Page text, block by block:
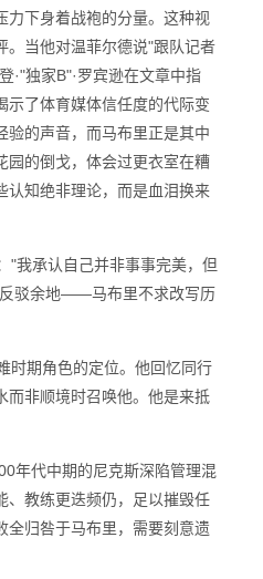
力下身着战袍的分量。这种视
。当他对温菲尔德说"跟队记者
·"独家B"·罗宾逊在文章中指
示了体育媒体信任度的代际变
验的声音，而马布里正是其中
园的倒戈，体会过更衣室在糟
知绝非理论，而是血泪换来
承认自己并非事事完美，但
驳余地——马布里不求改写历
期角色的定位。他回忆同行
而非顺境时召唤他。他是来抵
代中期的尼克斯深陷管理混
教练更迭频仍，足以摧毁任
全归咎于马布里，需要刻意遗